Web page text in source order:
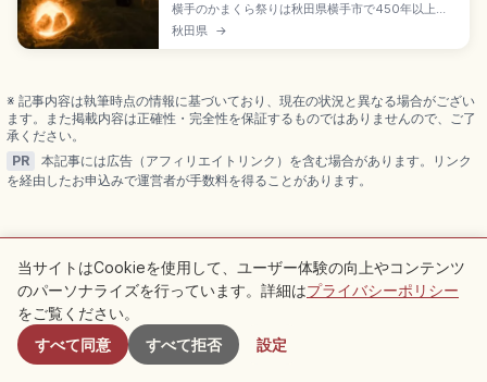
横手のかまくら祭りは秋田県横手市で450年以上続
く伝統行事で、2月の第2金・土曜の2日間に開催さ
れるみちのく五大雪まつりのひとつ。市内に約60基
えました。
秋田県 →
※ 記事内容は執筆時点の情報に基づいており、現在の状況と異なる場合がござい
ます。また掲載内容は正確性・完全性を保証するものではありませんので、ご了
承ください。
PR
本記事には広告（アフィリエイトリンク）を含む場合があります。リンク
を経由したお申込みで運営者が手数料を得ることがあります。
関連記事
同じカテゴリーのおすすめ記事をチェック
付近のスポット
当サイトはCookieを使用して、ユーザー体験の向上やコンテンツ
のパーソナライズを行っています。詳細はプライバシーポリシー
をご覧ください。
すべて同意
すべて拒否 設定